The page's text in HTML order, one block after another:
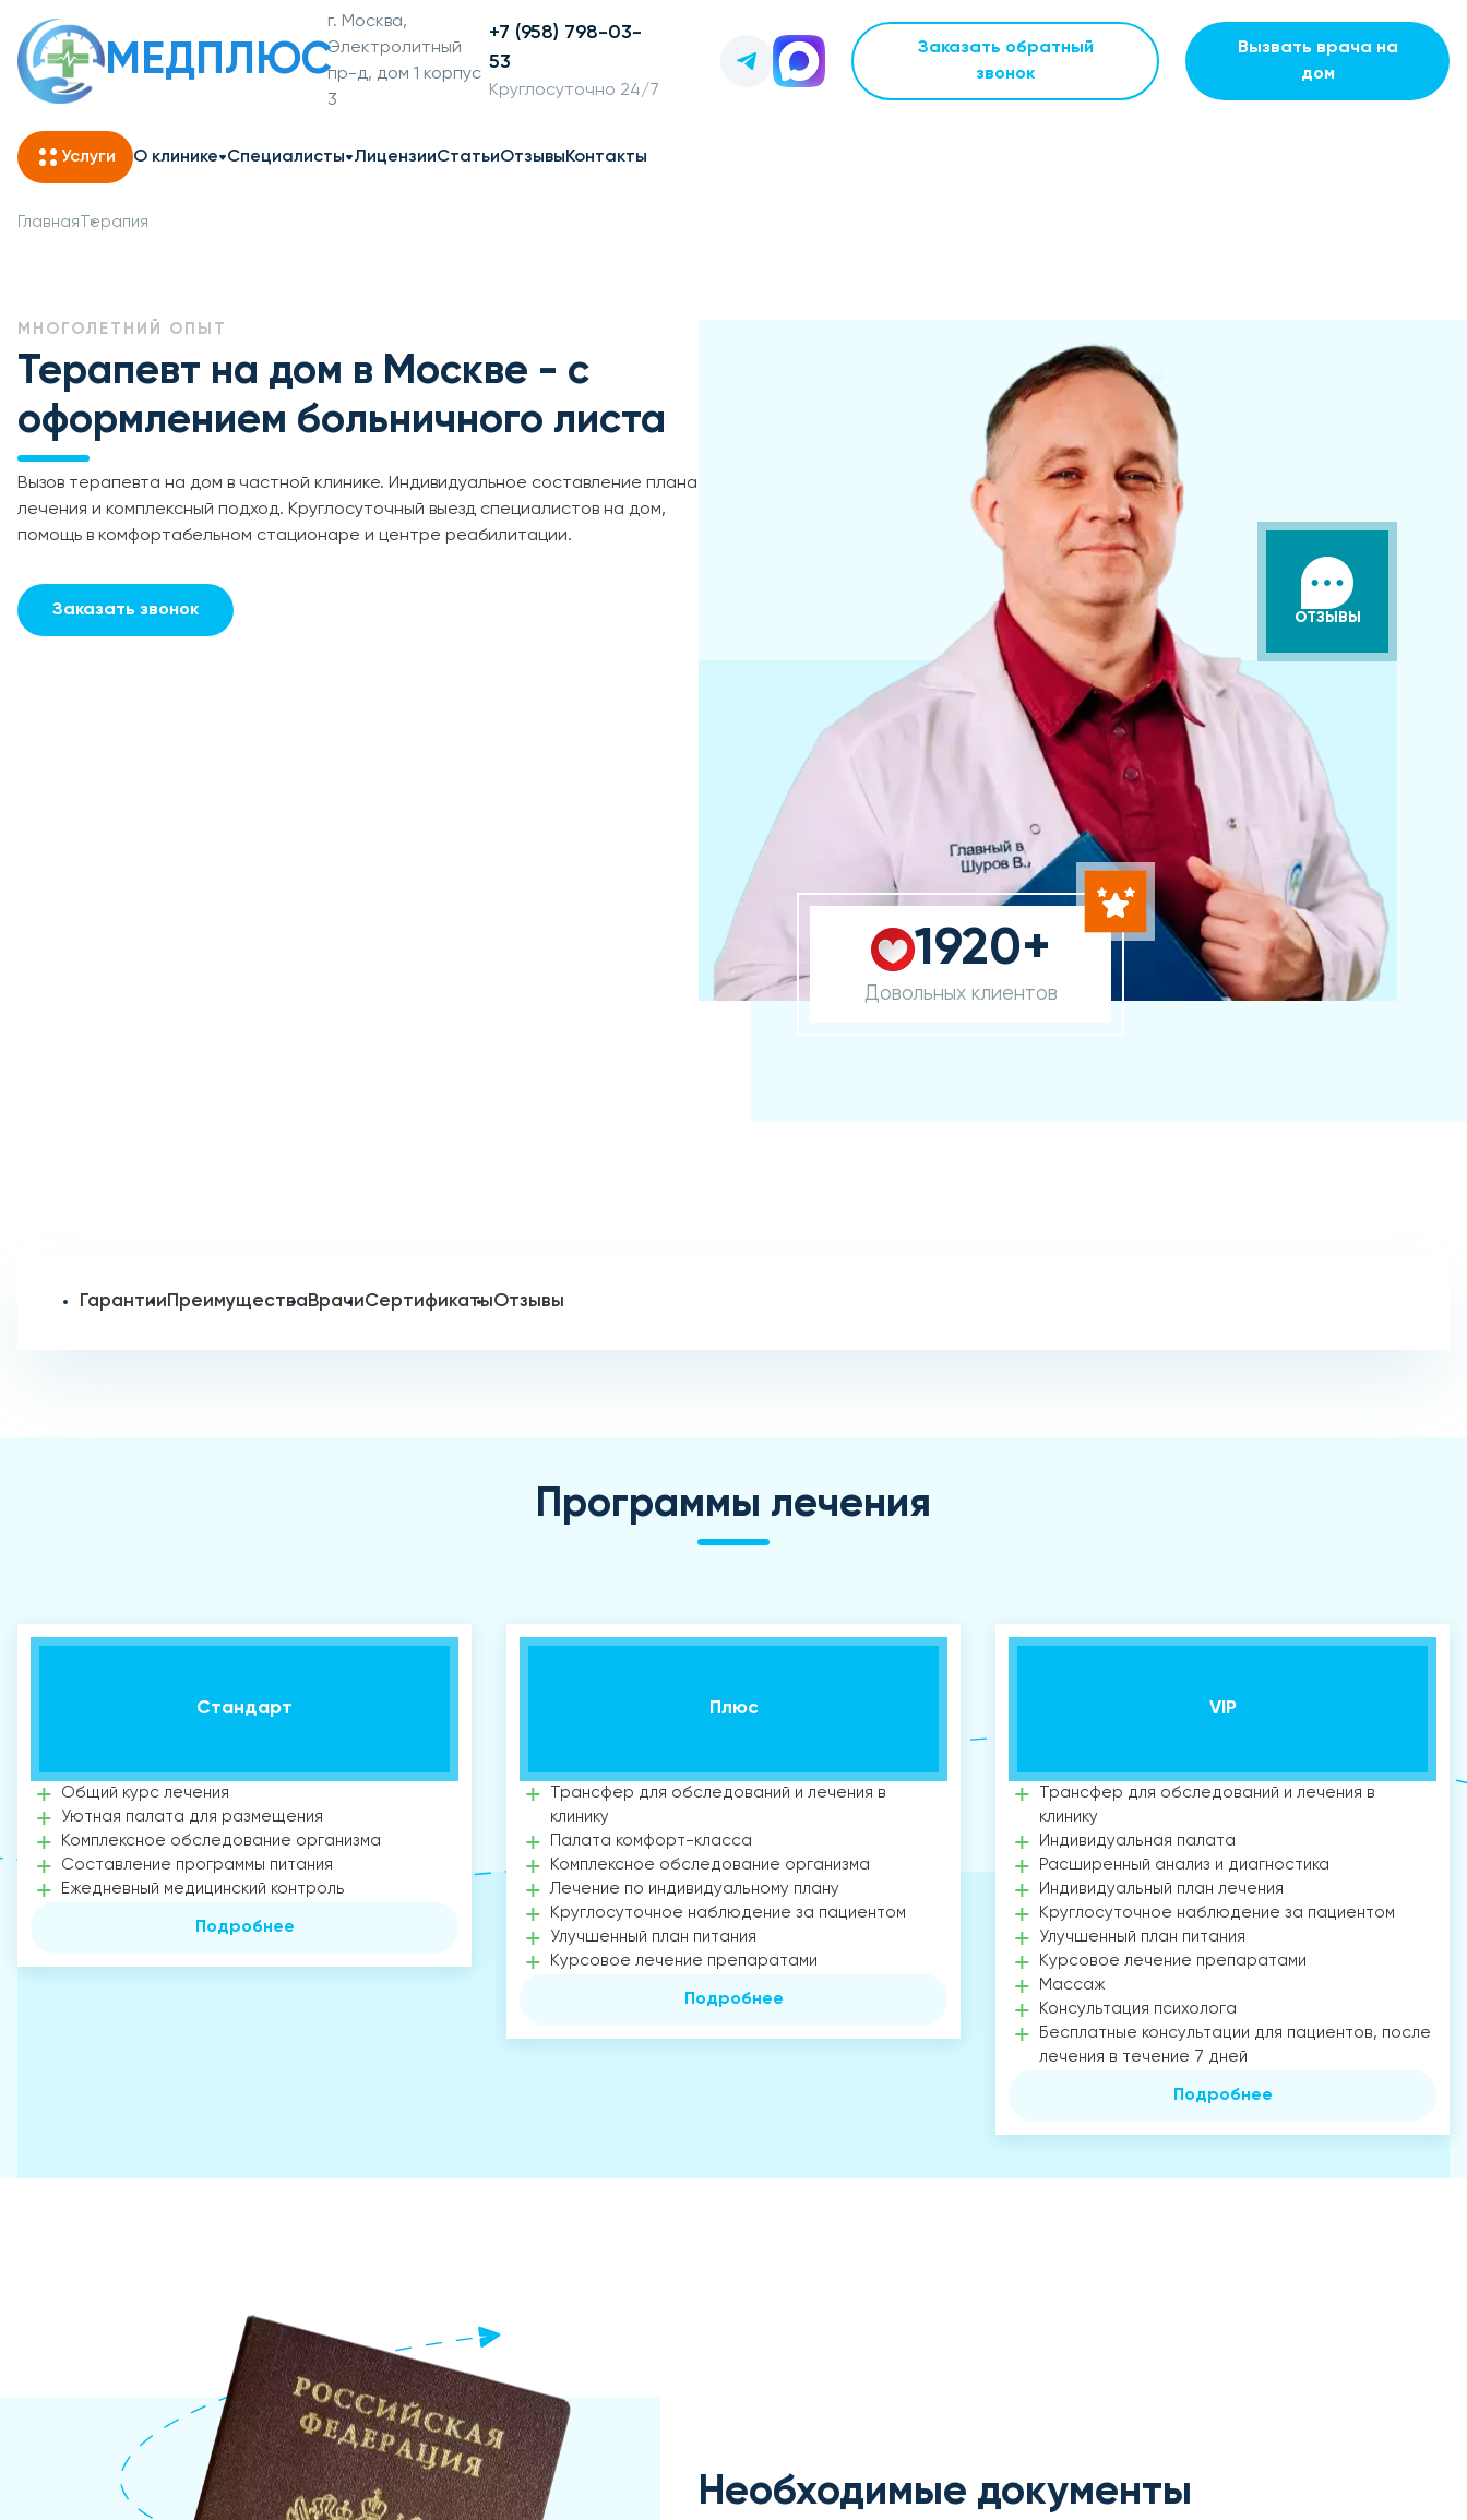
МЕДПЛЮС
г. Москва,
Электролитный
пр-д, дом 1 корпус
3
+7 (958) 798-03-
53
Круглосуточно 24/7
Заказать обратный
звонок
Вызвать врача на
дом
Услуги О клинике Специалисты ЛицензииСтатьиОтзывыКонтакты
Главная Терапия
МНОГОЛЕТНИЙ ОПЫТ
Терапевт на дом в Москве - с
оформлением больничного листа
Вызов терапевта на дом в частной клинике. Индивидуальное составление плана
лечения и комплексный подход. Круглосуточный выезд специалистов на дом,
помощь в комфортабельном стационаре и центре реабилитации.
Заказать звонок
1920+
Довольных клиентов
ОТЗЫВЫ
ГарантииПреимуществаВрачиСертификатыОтзывы
Программы лечения
Стандарт
Общий курс лечения
Уютная палата для размещения
Комплексное обследование организма
Составление программы питания
Ежедневный медицинский контроль
Подробнее
Плюс
Трансфер для обследований и лечения в
клинику
Палата комфорт-класса
Комплексное обследование организма
Лечение по индивидуальному плану
Круглосуточное наблюдение за пациентом
Улучшенный план питания
Курсовое лечение препаратами
Подробнее
VIP
Трансфер для обследований и лечения в
клинику
Индивидуальная палата
Расширенный анализ и диагностика
Индивидуальный план лечения
Круглосуточное наблюдение за пациентом
Улучшенный план питания
Курсовое лечение препаратами
Массаж
Консультация психолога
Бесплатные консультации для пациентов, после
лечения в течение 7 дней
Подробнее
Необходимые документы